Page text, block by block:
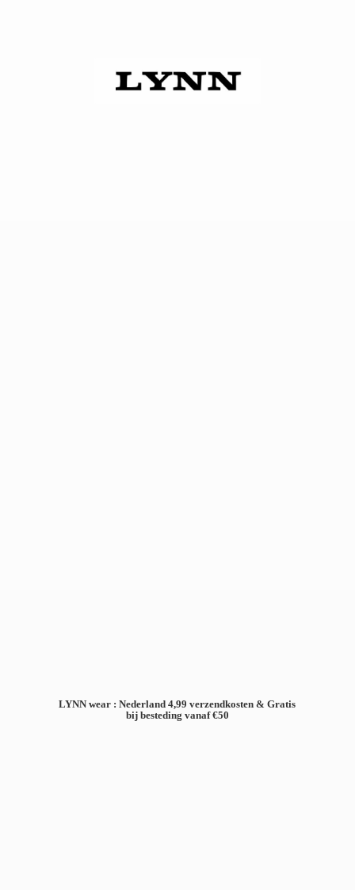
LYNN wear : Nederland 4,99 verzendkosten & Gratis
bij besteding vanaf €50